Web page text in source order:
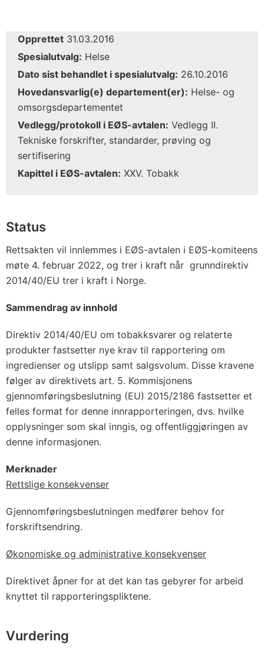
Opprettet 31.03.2016
Spesialutvalg: Helse
Dato sist behandlet i spesialutvalg: 26.10.2016
Hovedansvarlig(e) departement(er): Helse- og
omsorgsdepartementet
Vedlegg/protokoll i EØS-avtalen: Vedlegg II.
Tekniske forskrifter, standarder, prøving og
sertifisering
Kapittel i EØS-avtalen: XXV. Tobakk
Status
Rettsakten vil innlemmes i EØS-avtalen i EØS-komiteens
møte 4. februar 2022, og trer i kraft når grunndirektiv
2014/40/EU trer i kraft i Norge.
Sammendrag av innhold
Direktiv 2014/40/EU om tobakksvarer og relaterte
produkter fastsetter nye krav til rapportering om
ingredienser og utslipp samt salgsvolum. Disse kravene
følger av direktivets art. 5. Kommisjonens
gjennomføringsbeslutning (EU) 2015/2186 fastsetter et
felles format for denne innrapporteringen, dvs. hvilke
opplysninger som skal inngis, og offentliggjøringen av
denne informasjonen.
Merknader
Rettslige konsekvenser
Gjennomføringsbeslutningen medfører behov for
forskriftsendring.
Økonomiske og administrative konsekvenser
Direktivet åpner for at det kan tas gebyrer for arbeid
knyttet til rapporteringspliktene.
Vurdering